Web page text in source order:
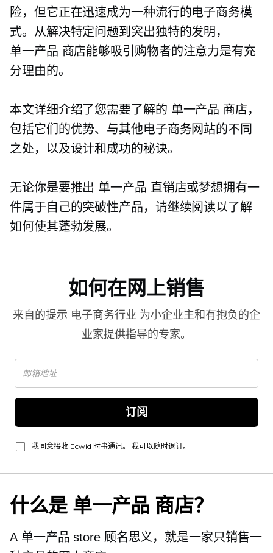
险，但它正在迅速成为一种流行的电子商务模
式。从解决特定问题到突出独特的发明，
单一产品 商店能够吸引购物者的注意力是有充
分理由的。
本文详细介绍了您需要了解的 单一产品 商店，
包括它们的优势、与其他电子商务网站的不同
之处，以及设计和成功的秘诀。
无论你是要推出 单一产品 直销店或梦想拥有一
件属于自己的突破性产品，请继续阅读以了解
如何使其蓬勃发展。
如何在网上销售
来自的提示 电子商务行业 为小企业主和有抱负的企
业家提供指导的专家。
订阅
我同意接收 Ecwid 时事通讯。 我可以随时退订。
什么是 单一产品 商店？
A 单一产品 store 顾名思义，就是一家只销售一